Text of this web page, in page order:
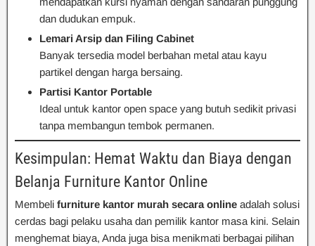
dan dudukan empuk.
Lemari Arsip dan Filing Cabinet
Banyak tersedia model berbahan metal atau kayu
partikel dengan harga bersaing.
Partisi Kantor Portable
Ideal untuk kantor open space yang butuh sedikit privasi
tanpa membangun tembok permanen.
Kesimpulan: Hemat Waktu dan Biaya dengan
Belanja Furniture Kantor Online
Membeli furniture kantor murah secara online adalah solusi
cerdas bagi pelaku usaha dan pemilik kantor masa kini. Selain
menghemat biaya, Anda juga bisa menikmati berbagai pilihan